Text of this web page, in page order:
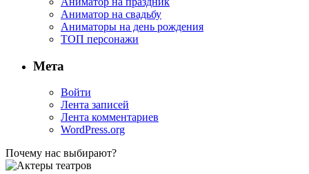
Аниматор на свадьбу
Аниматоры на день рождения
ТОП персонажи
Мета
Войти
Лента записей
Лента комментариев
WordPress.org
Почему нас выбирают?